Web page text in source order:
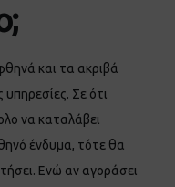
και τα ακριβά
υπηρεσίες. Σε ότι
να καταλάβει
ένδυμα, τότε θα
Ενώ αν αγοράσει